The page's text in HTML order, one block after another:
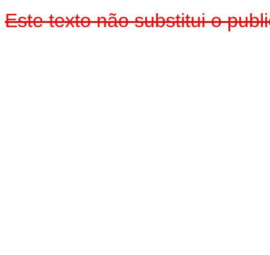
Este texto não substitui o